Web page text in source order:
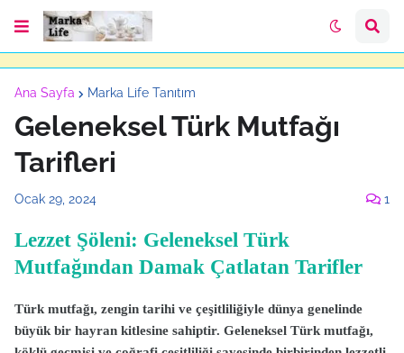
Ana Sayfa Marka Life Tanıtım
Geleneksel Türk Mutfağı
Tarifleri
Ocak 29, 2024 1
Lezzet Şöleni: Geleneksel Türk
Mutfağından Damak Çatlatan Tarifler
Türk mutfağı, zengin tarihi ve çeşitliliğiyle dünya genelinde
büyük bir hayran kitlesine sahiptir. Geleneksel Türk mutfağı,